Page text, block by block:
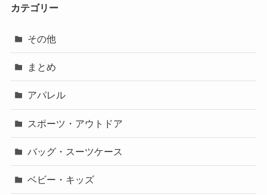
カテゴリー
その他
まとめ
アパレル
スポーツ・アウトドア
バッグ・スーツケース
ベビー・キッズ